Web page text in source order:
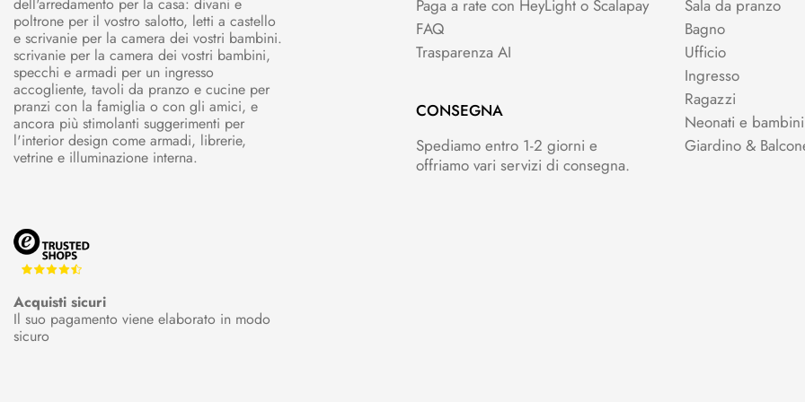
poltrone per il vostro salotto, letti a castello
e scrivanie per la camera dei vostri bambini.
scrivanie per la camera dei vostri bambini,
specchi e armadi per un ingresso
accogliente, tavoli da pranzo e cucine per
pranzi con la famiglia o con gli amici, e
ancora più stimolanti suggerimenti per
l'interior design come armadi, librerie,
vetrine e illuminazione interna.
Acquisti sicuri
Il suo pagamento viene elaborato in modo
sicuro
Paga a rate con HeyLight o Scalapay
FAQ
Trasparenza AI
CONSEGNA
Spediamo entro 1-2 giorni e
offriamo vari servizi di consegna.
Sala da pranzo
Bagno
Ufficio
Ingresso
Ragazzi
Neonati e bambini
Giardino &